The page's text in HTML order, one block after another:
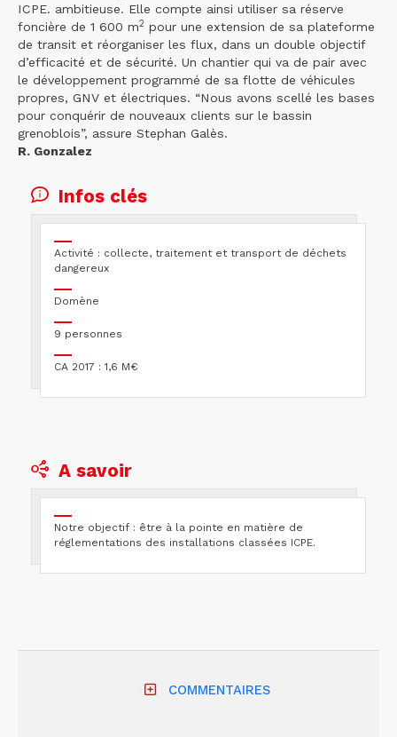
ICPE. ambitieuse. Elle compte ainsi utiliser sa réserve
foncière de 1 600 m2 pour une extension de sa plateforme
de transit et réorganiser les flux, dans un double objectif
d’efficacité et de sécurité. Un chantier qui va de pair avec
le développement programmé de sa flotte de véhicules
propres, GNV et électriques. “Nous avons scellé les bases
pour conquérir de nouveaux clients sur le bassin
grenoblois”, assure Stephan Galès.
R. Gonzalez
Infos clés
Activité : collecte, traitement et transport de déchets
dangereux
Domène
9 personnes
CA 2017 : 1,6 M€
A savoir
Notre objectif : être à la pointe en matière de
réglementations des installations classées ICPE.
COMMENTAIRES